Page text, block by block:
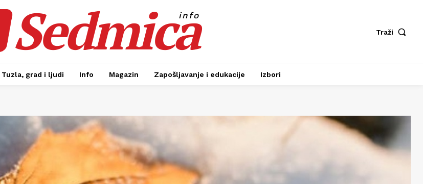
Sedmica
info
Traži
Tuzla, grad i ljudi Info Magazin Zapošljavanje i edukacije Izbori